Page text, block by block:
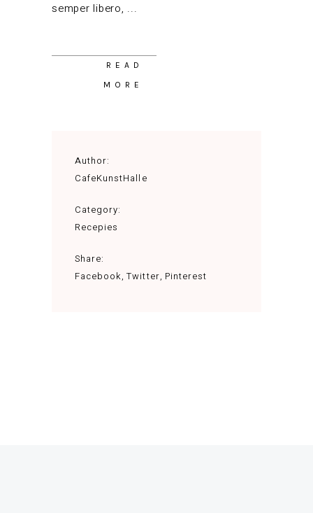
semper libero,
READ
MORE
Author:
CafeKunstHalle
Category:
Recepies
Share:
Facebook Twitter Pinterest